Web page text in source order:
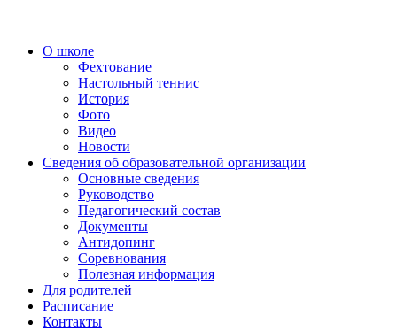
О школе
Фехтование
Настольный теннис
История
Фото
Видео
Новости
Сведения об образовательной организации
Основные сведения
Руководство
Педагогический состав
Документы
Антидопинг
Соревнования
Полезная информация
Для родителей
Расписание
Контакты